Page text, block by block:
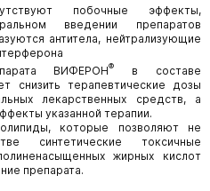
побочные эффекты,
введении препаратов
антитела, нейтрализующие
ВИФЕРОН®
в составе
снизить терапевтические дозы
лекарственных средств, а
указанной терапии.
которые позволяют не
синтетические токсичные
жирных кислот
препарата.